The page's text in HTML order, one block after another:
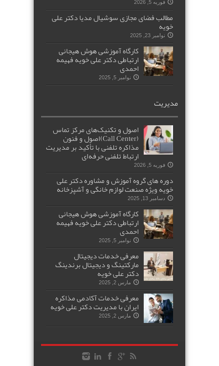
فوریه 5, 2026
مطالب فضای مجازی سوشیال مدیا دکتر علی
خویه
نوامبر 23, 2025
کارگاه آموزشی هوش هیجانی
ارتباطی دکتر علی خویه فهیمه
احمدی
نوامبر 5, 2025
مدیریت
اصول و تکنیک‌های مرکز تماس
(Call Center)اصول و فنون
مذاکره تلفنی با تأکید بر مدیریت
ارتباط تلفنی حرفه‌ای
فوریه 5, 2026
دوره های گروه آموزش و مشاوره دکتر علی
خویه ویژه صنعت لوازم خانگی و آشپزخانه
دسامبر 13, 2025
کارگاه آموزشی هوش هیجانی
ارتباطی دکتر علی خویه فهیمه
احمدی
نوامبر 5, 2025
معرفی خدمات دیجیتال
مارکتینگ و دیجیتال برندینگ
دکتر علی خویه
مارس 2, 2025
معرفی خدمات آکادمی مذاکره
ایران با مدیریت دکتر علی خویه
مارس 2, 2025